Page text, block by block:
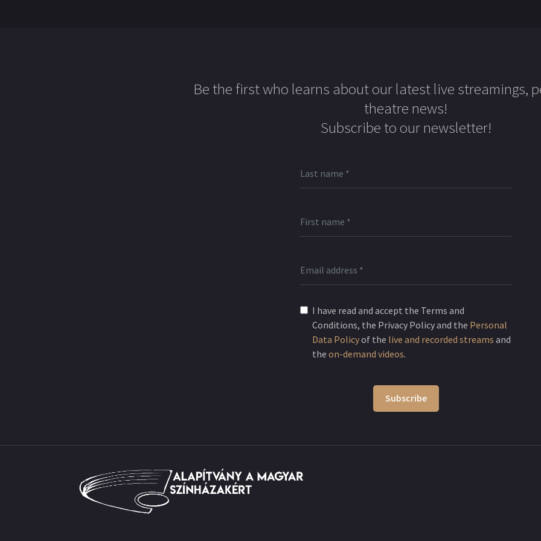
Be the first who learns about our latest live streamings,
theatre news!
Subscribe to our newsletter!
I have read and accept the Terms and
Conditions, the Privacy Policy and the Personal
Data Policyof the live and recorded streams and
the on-demand videos.
Subscribe